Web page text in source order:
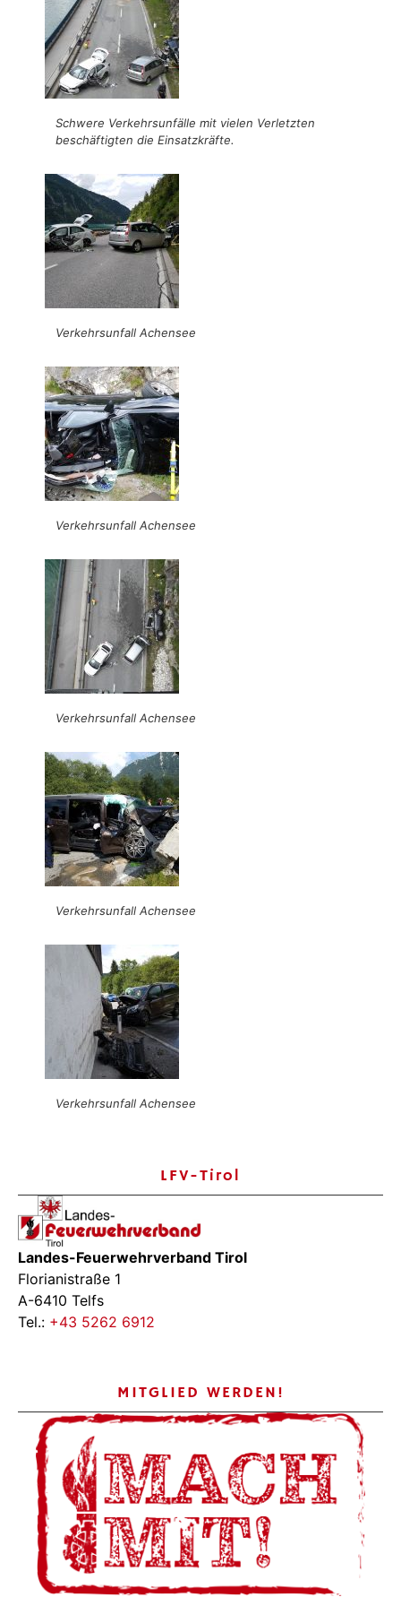
Schwere Verkehrsunfälle mit vielen Verletzten
beschäftigten die Einsatzkräfte.
Verkehrsunfall Achensee
Verkehrsunfall Achensee
Verkehrsunfall Achensee
Verkehrsunfall Achensee
Verkehrsunfall Achensee
LFV-Tirol
Landes-Feuerwehrverband Tirol
Florianistraße 1
A-6410 Telfs
Tel.: +43 5262 6912
MITGLIED WERDEN!